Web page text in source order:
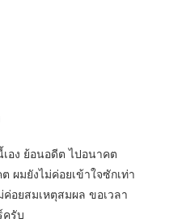
เอง ย้อนอดีต ไปอนาคต
ผมยังไม่ค่อยเข้าใจซักเท่า
อยสมเหตุสมผล ขอเวลา
รับ